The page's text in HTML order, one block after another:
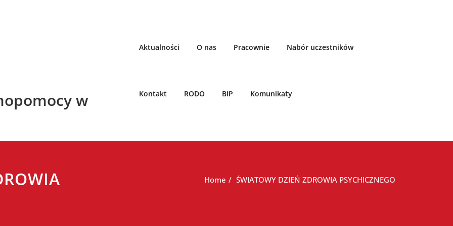
w
Aktualności O nas Pracownie Nabór uczestników
Kontakt RODO BIP Komunikaty
Home ŚWIATOWY DZIEŃ ZDROWIA PSYCHICZNEGO